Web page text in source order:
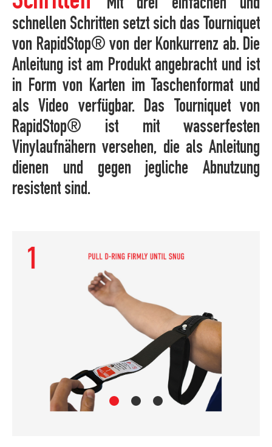
Mit drei einfachen und
schnellen Schritten setzt sich das Tourniquet
von RapidStop® von der Konkurrenz ab. Die
Anleitung ist am Produkt angebracht und ist
in Form von Karten im Taschenformat und
als Video verfügbar. Das Tourniquet von
RapidStop® ist mit wasserfesten
Vinylaufnähern versehen, die als Anleitung
dienen und gegen jegliche Abnutzung
resistent sind.